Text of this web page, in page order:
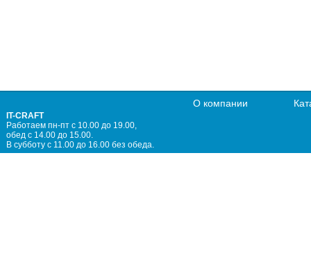
IT-CRAFT
Работаем пн-пт с 10.00 до 19.00,
обед с 14.00 до 15.00.
В субботу с 11.00 до 16.00 без обеда.
О компании